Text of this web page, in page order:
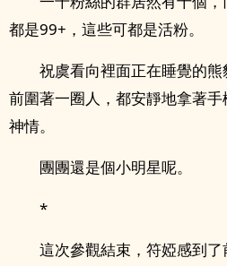
都是99+，這些可都是活粉。
祝虞看向裡面正在睡覺的
前圍著一圈人，都安靜地拿著
神情。
團團還是個小明星呢。
*
這次參觀結束，符婭感到